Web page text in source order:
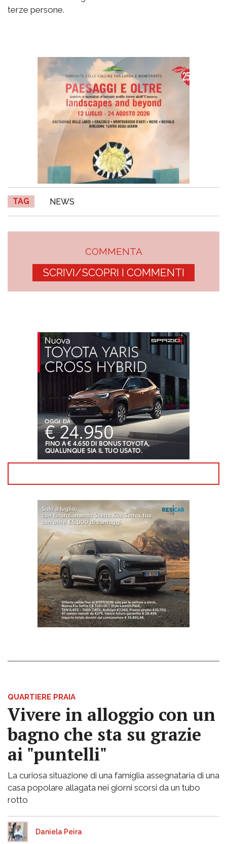
terze persone.
TAG NEWS
COMMENTA
SCRIVI/SCOPRI I COMMENTI
QUARTIERE PRAIA
Vivere in alloggio con un
bagno che sta su grazie
ai "puntelli"
La curiosa situazione di una famiglia assegnataria di una
casa popolare allagata nei giorni scorsi da un tubo
rotto
Daniela Peira